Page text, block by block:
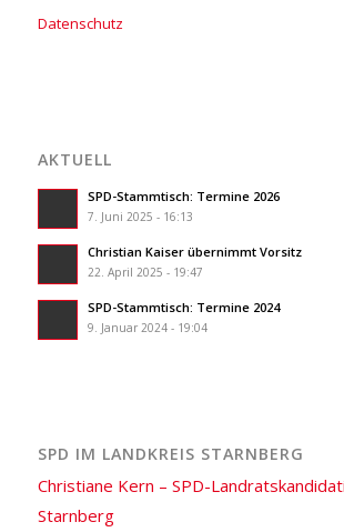
Datenschutz
AKTUELL
SPD-Stammtisch: Termine 2026
7. Juni 2025 - 16:13
Christian Kaiser übernimmt Vorsitz
22. April 2025 - 19:47
SPD-Stammtisch: Termine 2024
9. Januar 2024 - 19:04
SPD IM LANDKREIS STARNBERG
Christiane Kern – SPD-
Starnberg